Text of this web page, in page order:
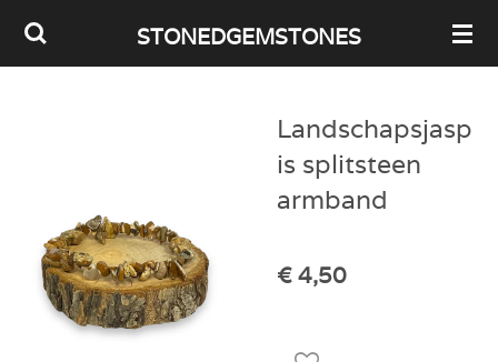
Ga
direct
STONEDGEMSTONES
Landschapsjasp
is splitsteen
armband
€ 4,50